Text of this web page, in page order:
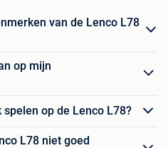
van de Lenco L78
op mijn
op de Lenco L78?
L78 niet goed